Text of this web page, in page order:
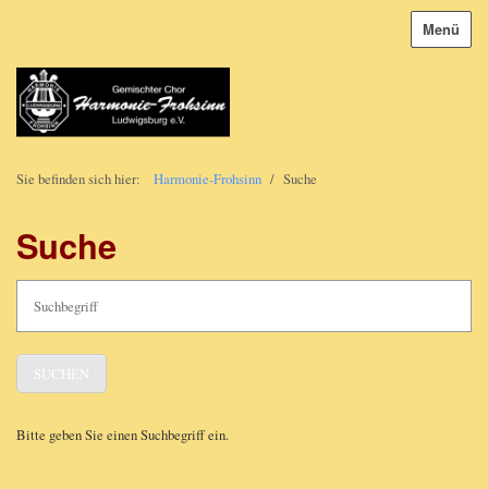
Menü
Sie befinden sich hier: Harmonie-Frohsinn / Suche
Suche
Bitte geben Sie einen Suchbegriff ein.